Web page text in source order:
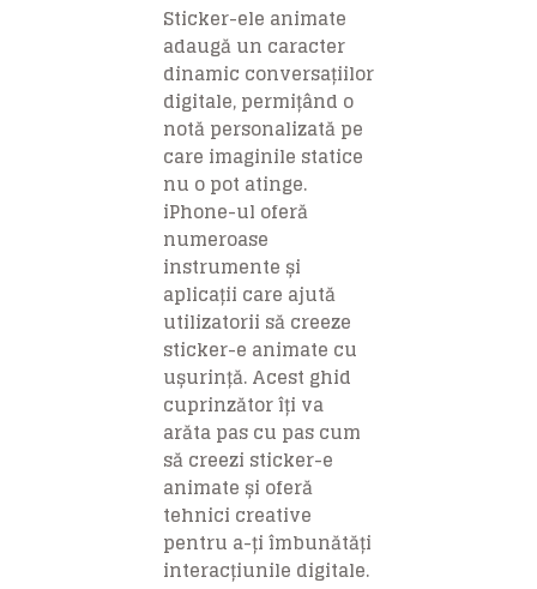
Sticker-ele animate
adaugă un caracter
dinamic conversațiilor
digitale, permițând o
notă personalizată pe
care imaginile statice
nu o pot atinge.
iPhone-ul oferă
numeroase
instrumente și
aplicații care ajută
utilizatorii să creeze
sticker-e animate cu
ușurință. Acest ghid
cuprinzător îți va
arăta pas cu pas cum
să creezi sticker-e
animate și oferă
tehnici creative
pentru a-ți îmbunătăți
interacțiunile digitale.